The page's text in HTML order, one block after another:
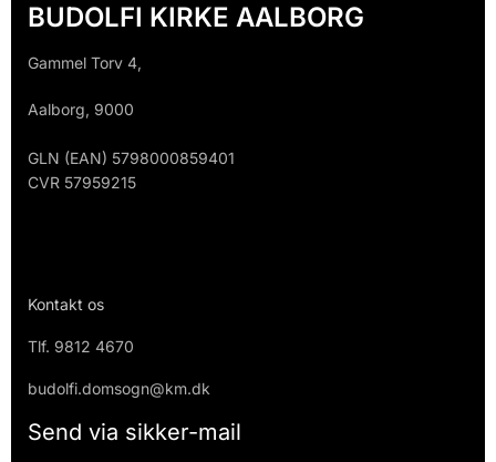
BUDOLFI KIRKE AALBORG
Gammel Torv 4,
Aalborg, 9000
GLN (EAN) 5798000859401
CVR 57959215
Kontakt os
Tlf. 9812 4670
budolfi.domsogn@km.dk
Send via sikker-mail